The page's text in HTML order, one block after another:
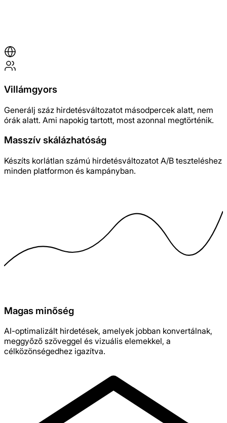
Villámgyors
Generálj száz hirdetésváltozatot másodpercek alatt, nem
órák alatt. Ami napokig tartott, most azonnal megtörténik.
Masszív skálázhatóság
Készíts korlátlan számú hirdetésváltozatot A/B teszteléshez
minden platformon és kampányban.
Magas minőség
AI-optimalizált hirdetések, amelyek jobban konvertálnak,
meggyőző szöveggel és vizuális elemekkel, a
célközönségedhez igazítva.